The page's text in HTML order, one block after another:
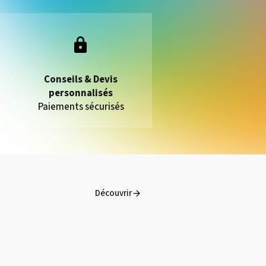
Conseils & Devis
personnalisés
Paiements sécurisés
Découvrir